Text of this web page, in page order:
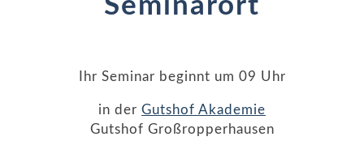
Seminarort
Ihr Seminar beginnt um 09 Uhr
in der Gutshof Akademie
Gutshof Großropperhausen